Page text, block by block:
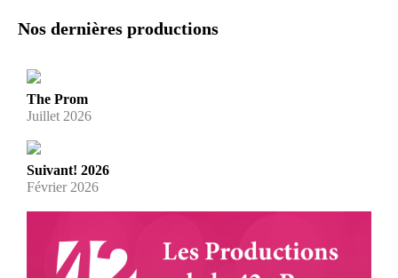
Nos dernières productions
The Prom
Juillet 2026
Suivant! 2026
Février 2026